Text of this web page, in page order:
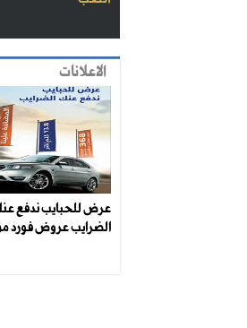
الاعلانات
عرض للحبايب ندفع
الضرايب عروض فورد